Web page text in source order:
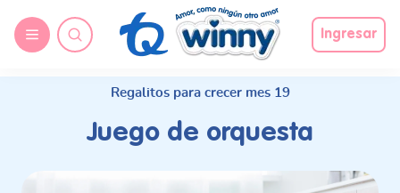
Ingresar
Regalitos para crecer mes 19
Juego de orquesta